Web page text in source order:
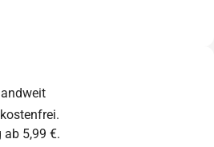
ab 5,99 €.